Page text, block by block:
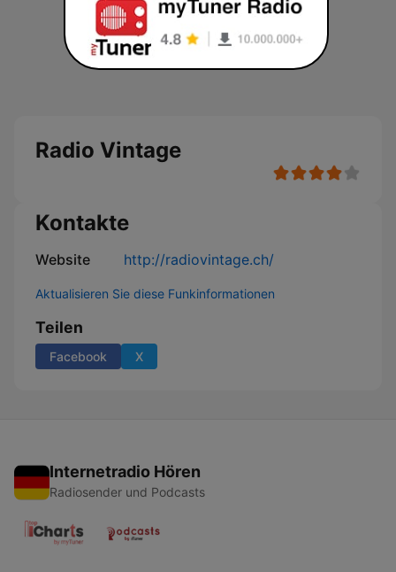
Radio Vintage
Kontakte
Website http://radiovintage.ch/
Aktualisieren Sie diese Funkinformationen
Teilen
Facebook X
Internetradio Hören
Radiosender und Podcasts